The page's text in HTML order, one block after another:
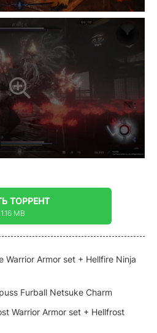
ТОРРЕНТ
MB
Armor set + Hellfire Ninja
Furball Netsuke Charm
Warrior Armor set + Hellfrost